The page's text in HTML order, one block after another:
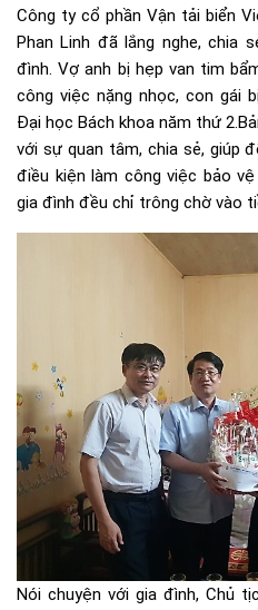
Công ty cổ phần Vận tải biển
Phan Linh đã lắng nghe, chia
đình. Vợ anh bị hẹp van tim
công việc nặng nhọc, con gái
Đại học Bách khoa năm thứ
với sự quan tâm, chia sẻ, giúp
điều kiện làm công việc bảo
gia đình đều chỉ trông chờ vào
Nói chuyện với gia đình, Chủ